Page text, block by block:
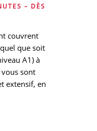
– DÈS
couvrent
que soit
A1) à
sont
extensif, en